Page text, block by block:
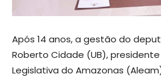
Após 14 anos, a gestão do
Roberto Cidade (UB),
Legislativa do Amazonas